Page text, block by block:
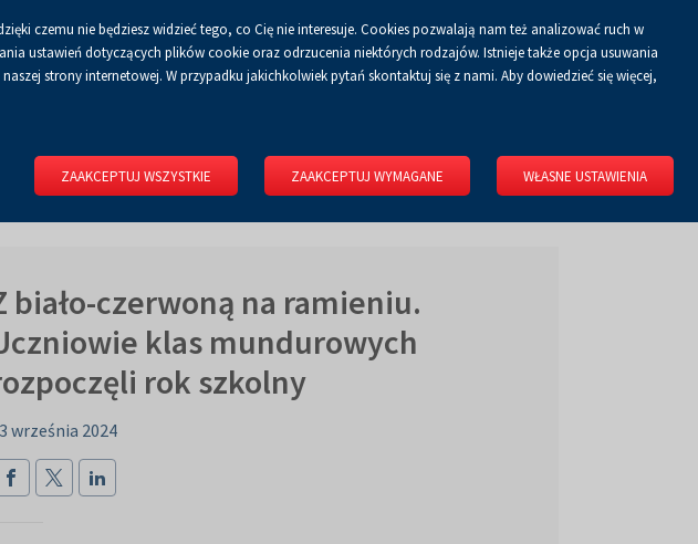
Dla mediów BIP Polityka prywatności ZALOGUJ SIĘ 0.00 zł Koszyk
biało-czerwoną na ramieniu.
klas mundurowych
rok szkolny
września 2024
czemu nie będziesz widzieć tego, co Cię nie interesuje. Cookies pozwalają nam też analizować ruch w
ustawień dotyczących plików cookie oraz odrzucenia niektórych rodzajów. Istnieje także opcja usuwania
strony internetowej. W przypadku jakichkolwiek pytań skontaktuj się z nami. Aby dowiedzieć się więcej,
ZAAKCEPTUJ WSZYSTKIE ZAAKCEPTUJ WYMAGANE WŁASNE USTAWIENIA